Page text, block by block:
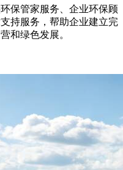
保管家服务、企业环保顾
持服务，帮助企业建立完
和绿色发展。